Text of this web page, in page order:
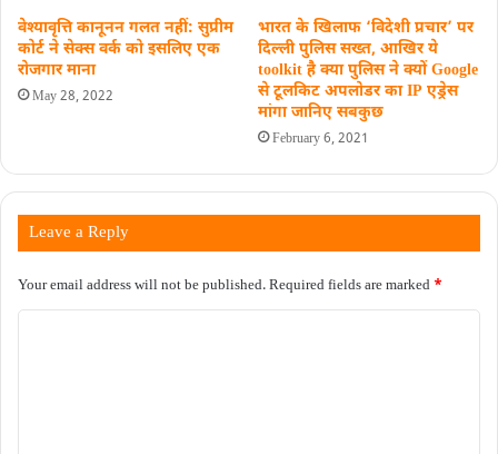
वेश्यावृत्ति कानूनन गलत नहीं: सुप्रीम
कोर्ट ने सेक्स वर्क को इसलिए एक
रोजगार माना
May 28, 2022
भारत के खिलाफ ‘विदेशी प्रचार’ पर
दिल्ली पुलिस सख्त, आखिर ये
toolkit है क्‍या पुलिस ने क्‍यों Google
से टूलकिट अपलोडर का IP एड्रेस
मांगा जानिए सबकुछ
February 6, 2021
Leave a Reply
Your email address will not be published.Required fields are marked *